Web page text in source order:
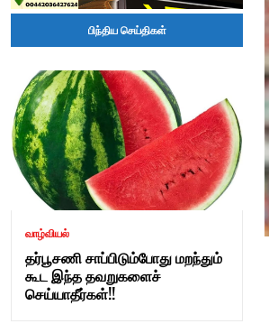
Tamil
Nadu
–
adangapatru.com
பிந்திய செய்திகள்
வாழ்வியல்
தர்பூசணி சாப்பிடும்போது மறந்தும்
கூட இந்த தவறுகளைச்
செய்யாதீர்கள்!!